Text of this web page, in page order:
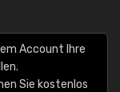
Account Ihre
Sie kostenlos